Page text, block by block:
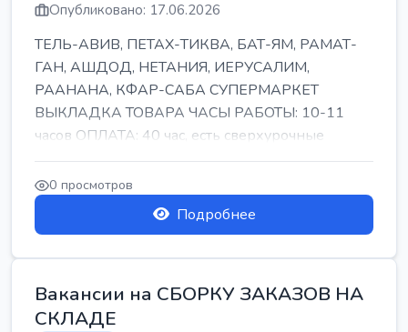
Опубликовано: 17.06.2026
ТЕЛЬ-АВИВ, ПЕТАХ-ТИКВА, БАТ-ЯМ, РАМАТ-
ГАН, АШДОД, НЕТАНИЯ, ИЕРУСАЛИМ,
РААНАНА, КФАР-САБА СУПЕРМАРКЕТ
ВЫКЛАДКА ТОВАРА ЧАСЫ РАБОТЫ: 10-11
часов ОПЛАТА: 40 час, есть сверхурочные
ПИТАНИЕ ЕСТЬ Для синих б...
0 просмотров
Подробнее
Вакансии на СБОРКУ ЗАКАЗОВ НА
СКЛАДЕ